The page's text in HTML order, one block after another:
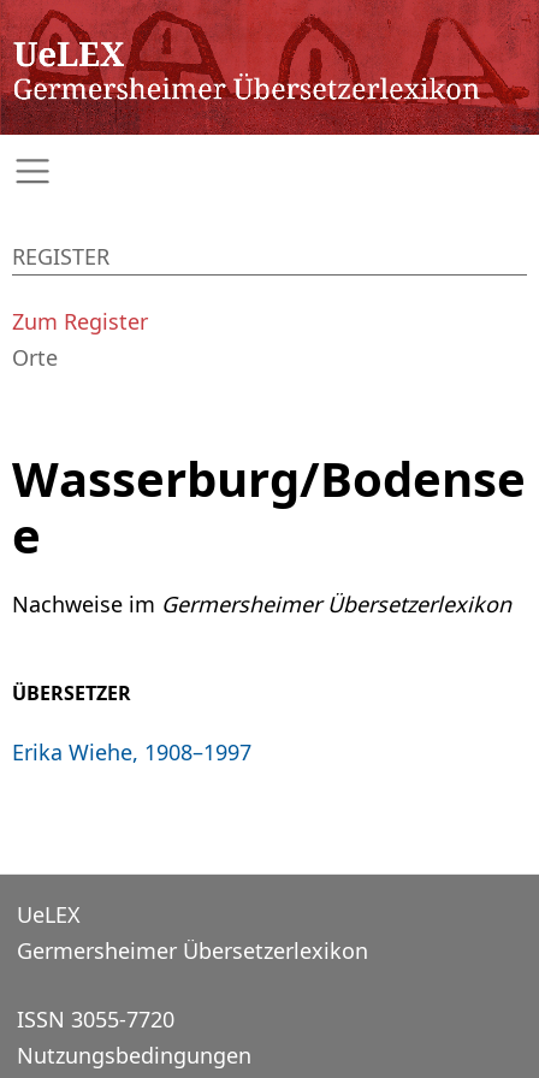
Wasserburg/Bodense
e
Nachweise im Germersheimer Übersetzerlexikon
ÜBERSETZER
Erika Wiehe, 1908–1997
REGISTER
Zum Register
Orte
UeLEX
Germersheimer Übersetzerlexikon
ISSN 3055-7720
Nutzungsbedingungen